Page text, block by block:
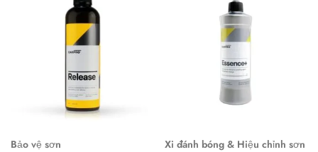
Bảo vệ sơn Xi đánh bóng & Hiệu chỉnh sơn